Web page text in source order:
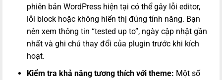
phiên bản WordPress hiện tại có thể gây lỗi editor,
lỗi block hoặc không hiển thị đúng tính năng. Bạn
nên xem thông tin “tested up to”, ngày cập nhật gần
nhất và ghi chú thay đổi của plugin trước khi kích
hoạt.
Kiểm tra khả năng tương thích với theme: Một số